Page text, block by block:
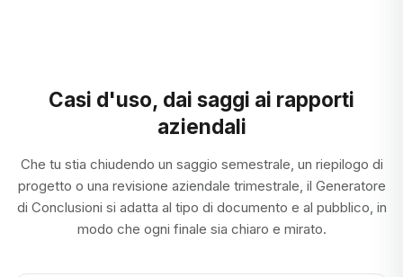
Casi d'uso, dai saggi ai rapporti
aziendali
Che tu stia chiudendo un saggio semestrale, un riepilogo di
progetto o una revisione aziendale trimestrale, il Generatore
di Conclusioni si adatta al tipo di documento e al pubblico, in
modo che ogni finale sia chiaro e mirato.